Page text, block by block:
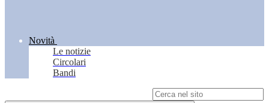
Novità
Le notizie
Circolari
Bandi